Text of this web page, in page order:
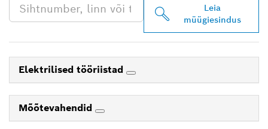
Leia
müügiesindus
Elektrilised tööriistad
Mõõtevahendid